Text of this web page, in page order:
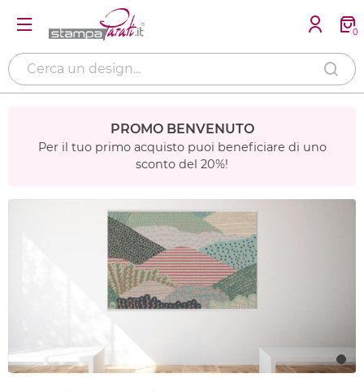
0
PROMO BENVENUTO
Per il tuo primo acquisto puoi beneficiare di uno
sconto del 20%!